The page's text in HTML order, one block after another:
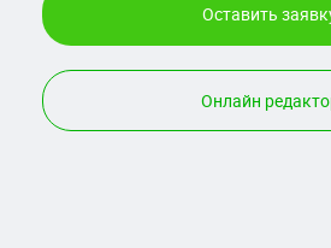
Оставить
Онлайн